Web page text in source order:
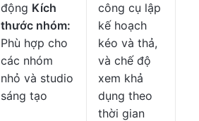
động Kích
thước nhóm:
Phù hợp cho
các nhóm
nhỏ và studio
sáng tạo
công cụ lập
kế hoạch
kéo và thả,
và chế độ
xem khả
dụng theo
thời gian